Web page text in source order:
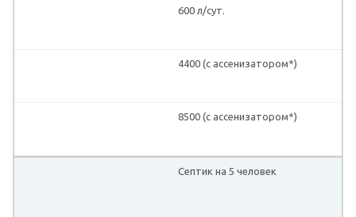
600 л/сут.
4400 (с ассенизатором*)
8500 (с ассенизатором*)
Септик на 5 человек